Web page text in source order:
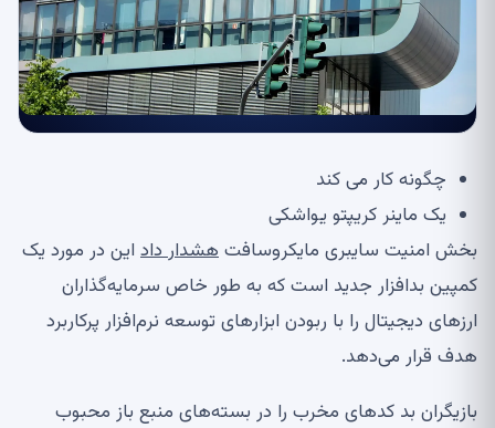
چگونه کار می کند
یک ماینر کریپتو یواشکی
بخش امنیت سایبری مایکروسافتهشدار داد این در مورد یک
کمپین بدافزار جدید است که به طور خاص سرمایه‌گذاران
ارزهای دیجیتال را با ربودن ابزارهای توسعه نرم‌افزار پرکاربرد
هدف قرار می‌دهد.
بازیگران بد کدهای مخرب را در بسته‌های منبع باز محبوب